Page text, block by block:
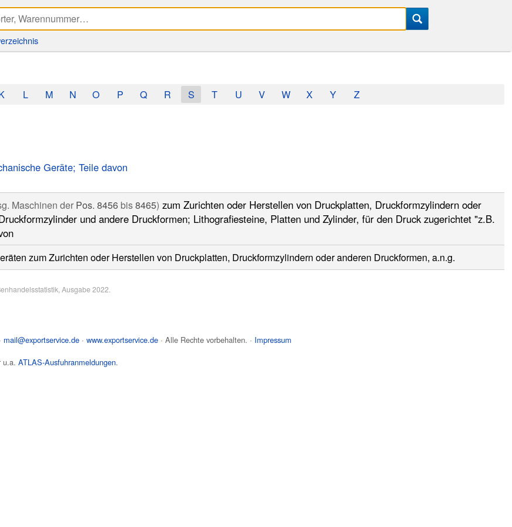
L M N O P Q R S T U V W X Y Z
Geräte; Teile davon
Maschinen der Pos. 8456 bis8465) zum Zurichten oder Herstellen von Druckplatten, Druckformzylindern oder
und andere Druckformen; Lithografiesteine, Platten und Zylinder, für den Druck zugerichtet "z.B.
zum Zurichten oder Herstellen von Druckplatten, Druckformzylindern oder anderen Druckformen, a.n.g.
Ausgabe 2022.
· mail@exportservice.de ·www.exportservice.de · Alle Rechte vorbehalten. · Impressum
u.a.ATLAS-Ausfuhranmeldungen.